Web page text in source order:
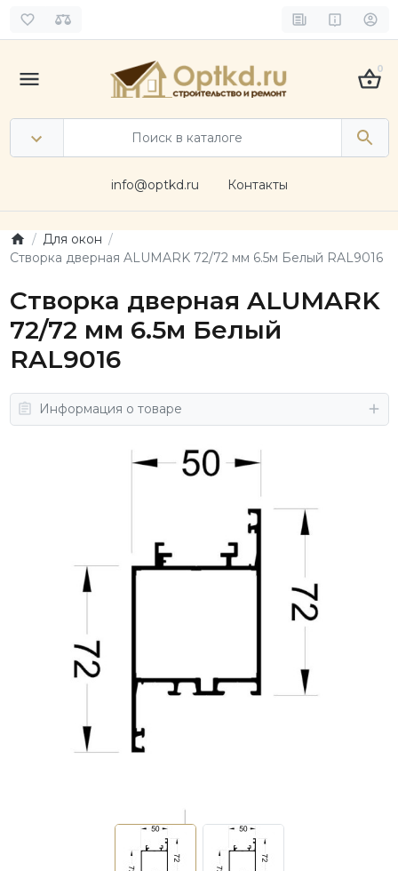
0
info@optkd.ru Контакты
Для окон
Створка дверная ALUMARK 72/72 мм 6.5м Белый RAL9016
Створка дверная ALUMARK
72/72 мм 6.5м Белый
RAL9016
Информация о товаре